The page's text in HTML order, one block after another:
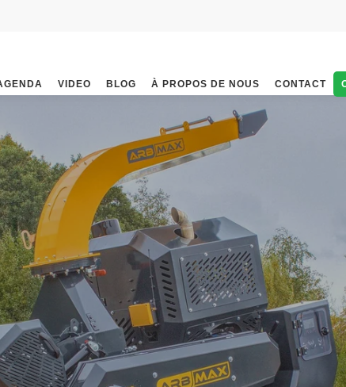
VIDEO BLOG À PROPOS DE NOUS CONTACT